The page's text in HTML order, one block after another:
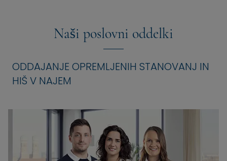
Naši poslovni oddelki
ODDAJANJE OPREMLJENIH STANOVANJ IN
HIŠ V NAJEM